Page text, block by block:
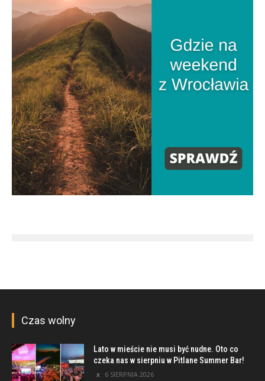
Czas wolny
Lato w mieście nie musi być nudne. Oto co
czeka nas w sierpniu w Pitlane Summer Bar!
6 SIERPNIA 2026